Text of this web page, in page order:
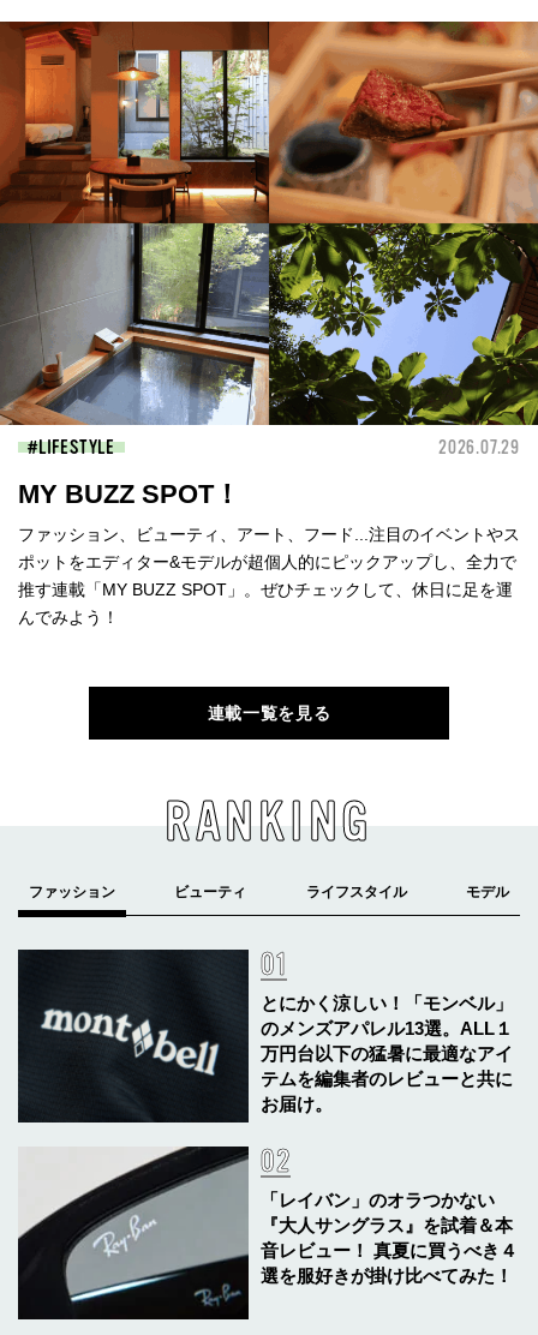
LIFESTYLE 2026.07.29
MY BUZZ SPOT！
ファッション、ビューティ、アート、フード...注目のイベントやス
ポットをエディター&モデルが超個人的にピックアップし、全力で
推す連載「MY BUZZ SPOT」。ぜひチェックして、休日に足を運
んでみよう！
連載一覧を見る
RANKING
とにかく涼しい！「モンベル」
のメンズアパレル13選。ALL１
万円台以下の猛暑に最適なアイ
テムを編集者のレビューと共に
お届け。
「レイバン」のオラつかない
『大人サングラス』を試着＆本
音レビュー！ 真夏に買うべき４
選を服好きが掛け比べてみた！